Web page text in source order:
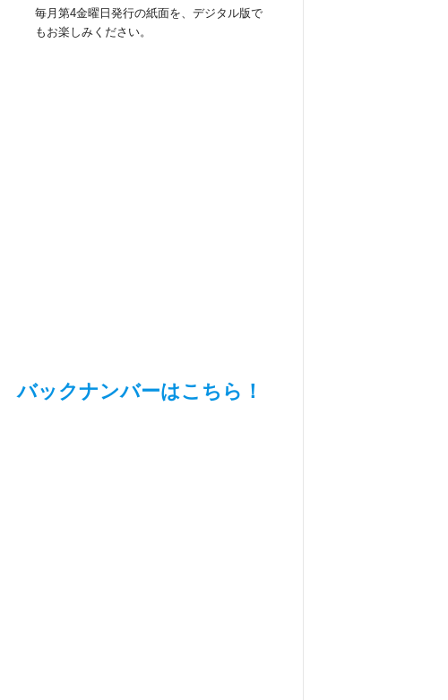
毎月第4金曜日発行の紙面を、デジタル版で
もお楽しみください。
バックナンバーはこちら！